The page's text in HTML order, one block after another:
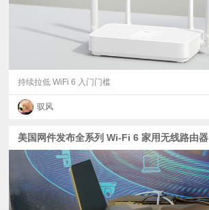
持续拉低 WiFi 6 入门门槛
驭风
美国网件发布全系列 Wi-Fi 6 家用无线路由器